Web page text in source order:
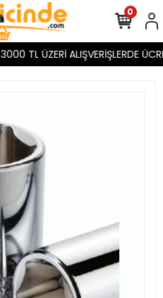
3000 TL ÜZERİ ALIŞVERİŞLERDE
0